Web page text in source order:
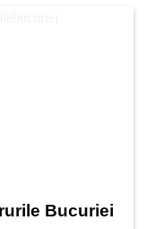
Bucuriei